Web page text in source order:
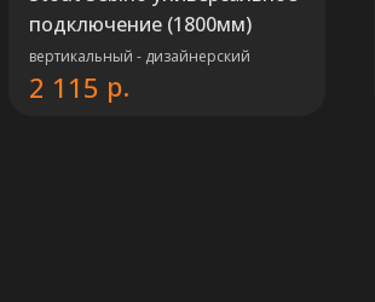
подключение (1800мм)
вертикальный - дизайнерский
2 115 р.